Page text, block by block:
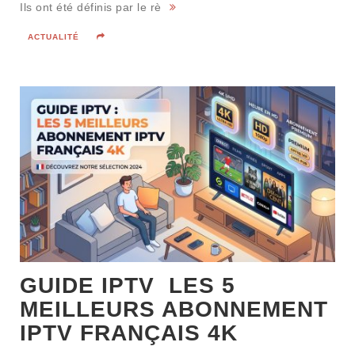
Ils ont été définis par le rè
ACTUALITÉ
GUIDE IPTV LES 5
MEILLEURS ABONNEMENT
IPTV FRANÇAIS 4K